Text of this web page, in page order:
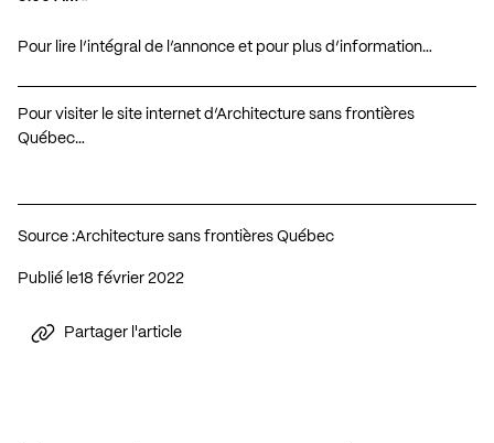
Pour lire l’intégral de l’annonce et pour plus d’information…
Pour visiter le site internet d’Architecture sans frontières
Québec…
Source :Architecture sans frontières Québec
Publié le 18 février 2022
Partager l'article